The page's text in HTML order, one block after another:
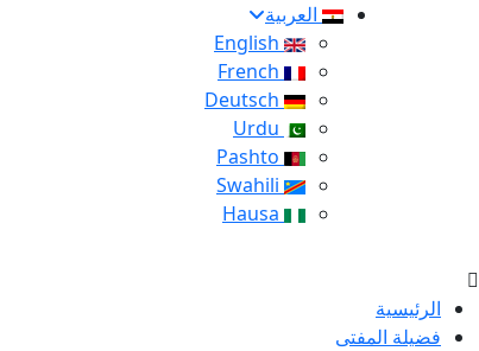
العربية
الرئيسية
فضيلة المفتى